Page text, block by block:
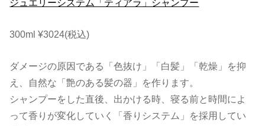
300ml ¥3024(税込)
ダメージの原因である「色抜け」「白髪」「乾燥」を抑
え、自然な「艶のある髪の器」を作ります。
シャンプーをした直後、出かける時、寝る前と時間によ
って香りが変化していく「香りシステム」を採用してい